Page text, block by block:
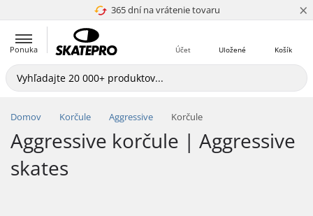
365 dní na vrátenie tovaru
4.8 z 5 ×
Ponuka Košík
Uložené
Účet
Domov Korčule Aggressive Korčule
Aggressive korčule | Aggressive
skates